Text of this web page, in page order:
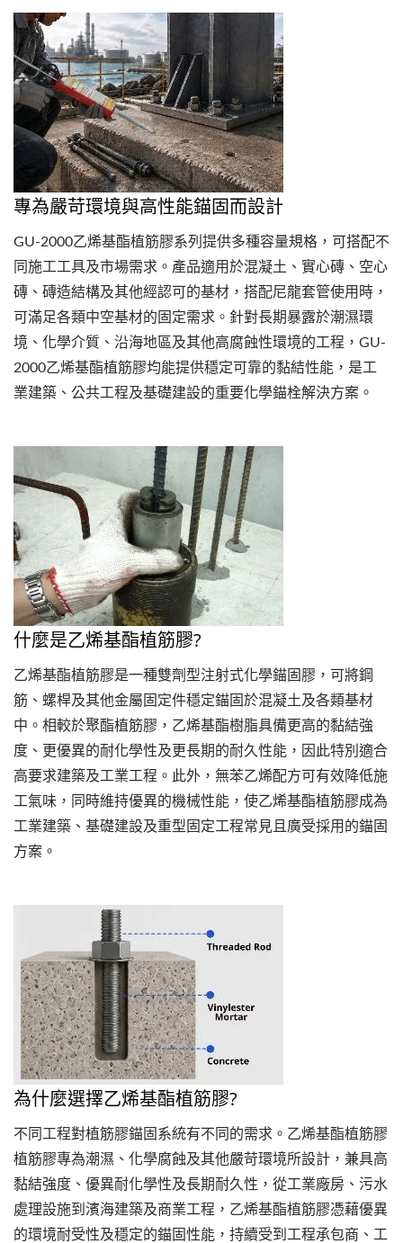
專為嚴苛環境與高性能錨固而設計
GU-2000乙烯基酯植筋膠系列提供多種容量規格，可搭配不
同施工工具及市場需求。產品適用於混凝土、實心磚、空心
磚、磚造結構及其他經認可的基材，搭配尼龍套管使用時，
可滿足各類中空基材的固定需求。針對長期暴露於潮濕環
境、化學介質、沿海地區及其他高腐蝕性環境的工程，GU-
2000乙烯基酯植筋膠均能提供穩定可靠的黏結性能，是工
業建築、公共工程及基礎建設的重要化學錨栓解決方案。
什麼是乙烯基酯植筋膠?
乙烯基酯植筋膠是一種雙劑型注射式化學錨固膠，可將鋼
筋、螺桿及其他金屬固定件穩定錨固於混凝土及各類基材
中。相較於聚酯植筋膠，乙烯基酯樹脂具備更高的黏結強
度、更優異的耐化學性及更長期的耐久性能，因此特別適合
高要求建築及工業工程。此外，無苯乙烯配方可有效降低施
工氣味，同時維持優異的機械性能，使乙烯基酯植筋膠成為
工業建築、基礎建設及重型固定工程常見且廣受採用的錨固
方案。
為什麼選擇乙烯基酯植筋膠?
不同工程對植筋膠錨固系統有不同的需求。乙烯基酯植筋膠
植筋膠專為潮濕、化學腐蝕及其他嚴苛環境所設計，兼具高
黏結強度、優異耐化學性及長期耐久性，從工業廠房、污水
處理設施到濱海建築及商業工程，乙烯基酯植筋膠憑藉優異
的環境耐受性及穩定的錨固性能，持續受到工程承包商、工